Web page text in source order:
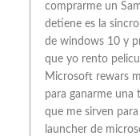
comprarme un
detiene es la
de windows 10 y
que yo rento
Microsoft rewars
para ganarme
que me sirven
launcher de